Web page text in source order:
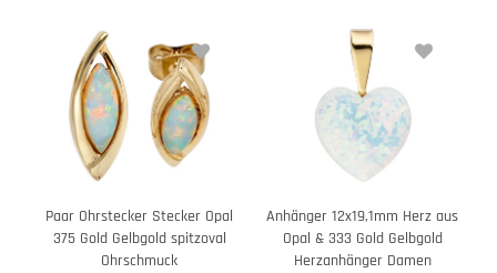
Paar Ohrstecker Stecker Opal
375 Gold Gelbgold spitzoval
Ohrschmuck
Anhänger 12x19,1mm Herz aus
Opal & 333 Gold Gelbgold
Herzanhänger Damen